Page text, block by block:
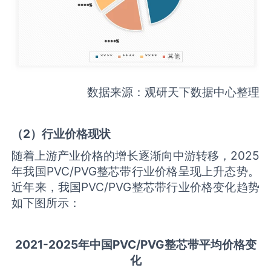
数据来源：观研天下数据中心整理
（2）行业价格现状
随着上游产业价格的增长逐渐向中游转移，2025
年我国PVC/PVG整芯带行业价格呈现上升态势。
近年来，我国PVC/PVG整芯带行业价格变化趋势
如下图所示：
2021-2025年中国PVC/PVG整芯带平均价格变
化